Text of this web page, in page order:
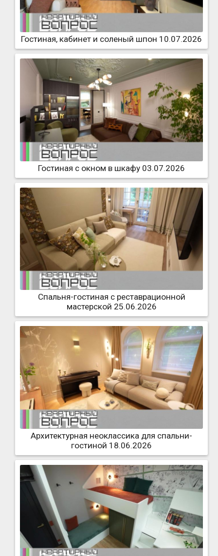
Гостиная, кабинет и соленый шпон 10.07.2026
Гостиная с окном в шкафу 03.07.2026
Спальня-гостиная с реставрационной
мастерской 25.06.2026
Архитектурная неоклассика для спальни-
гостиной 18.06.2026